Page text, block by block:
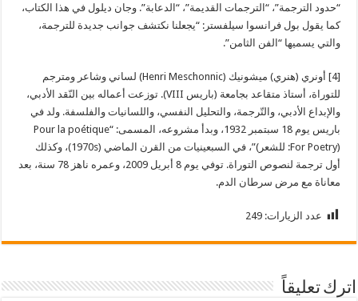
“حدود الترجمة”، “الترجمات القديمة”، “الدعابة”. وجان ديلول في هذا الكتاب،
كما يقول بول فرانسوا سيلفستر: “يجعلنا نكتشف جوانب جديدة للترجمة،
والتي يسميها “الفن الثامن”.
[4] أونري (هنري) ميشونيك (Henri Meschonnic) لساني وشاعر ومترجم
للتوراة، أستاذ متقاعد بجامعة (باريس VIII). توزعت أعماله بين النّقد الأدبي،
والإبداع الأدبي، والتّرجمة، والتحليل النفسي، واللسانيات والفلسفة. ولد في
باريس يوم 18 سبتمبر 1932، وبدأ مشروعه، المسمى: “Pour la poétique
(For Poetry: للشعر)”، في السبعينيات من القرن الماضي (1970s)، وكذلك
أول ترجمة لنصوص التوراة. توفي يوم 8 أبريل 2009، وعمره ناهز 78 سنة، بعد
معاناة مع مرض سرطان الدم.
عدد الزيارات: 249
اترك تعليقاً